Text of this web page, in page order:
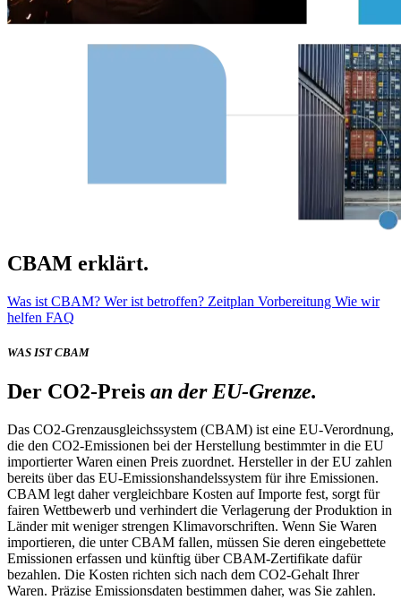
CBAM erklärt.
Was ist CBAM? Wer ist betroffen? Zeitplan Vorbereitung Wie wir
helfen FAQ
WAS IST CBAM
Der CO2-Preis an der EU-Grenze.
Das CO2-Grenzausgleichssystem (CBAM) ist eine EU-Verordnung,
die den CO2-Emissionen bei der Herstellung bestimmter in die EU
importierter Waren einen Preis zuordnet. Hersteller in der EU zahlen
bereits über das EU-Emissionshandelssystem für ihre Emissionen.
CBAM legt daher vergleichbare Kosten auf Importe fest, sorgt für
fairen Wettbewerb und verhindert die Verlagerung der Produktion in
Länder mit weniger strengen Klimavorschriften. Wenn Sie Waren
importieren, die unter CBAM fallen, müssen Sie deren eingebettete
Emissionen erfassen und künftig über CBAM-Zertifikate dafür
bezahlen. Die Kosten richten sich nach dem CO2-Gehalt Ihrer
Waren. Präzise Emissionsdaten bestimmen daher, was Sie zahlen.